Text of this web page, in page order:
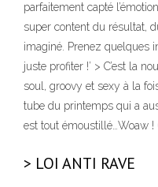
parfaitement capté
super content du résultat,
imaginé. Prenez quelques
juste profiter !’ > C’est la
soul, groovy et sexy à la
tube du printemps qui a
est tout émoustillé…Woaw !
> LOI ANTI RAVE